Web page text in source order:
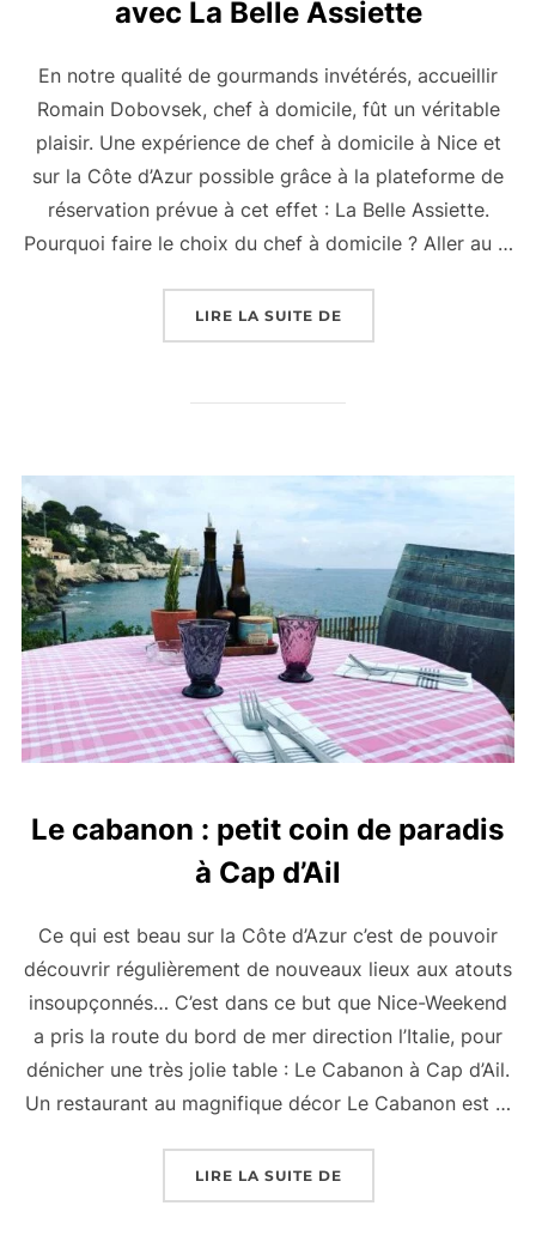
avec La Belle Assiette
En notre qualité de gourmands invétérés, accueillir
Romain Dobovsek, chef à domicile, fût un véritable
plaisir. Une expérience de chef à domicile à Nice et
sur la Côte d’Azur possible grâce à la plateforme de
réservation prévue à cet effet : La Belle Assiette.
Pourquoi faire le choix du chef à domicile ? Aller au …
LIRE LA SUITE DE« ROMAIN DOBOVSEK
Le cabanon : petit coin de paradis
à Cap d’Ail
Ce qui est beau sur la Côte d’Azur c’est de pouvoir
découvrir régulièrement de nouveaux lieux aux atouts
insoupçonnés… C’est dans ce but que Nice-Weekend
a pris la route du bord de mer direction l’Italie, pour
dénicher une très jolie table : Le Cabanon à Cap d’Ail.
Un restaurant au magnifique décor Le Cabanon est …
LIRE LA SUITE DE« LE CABANON :